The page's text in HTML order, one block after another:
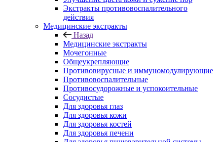
Экстракты противовоспалительного
действия
Медицинские экстракты
Назад
Медицинские экстракты
Мочегонные
Общеукрепляющие
Противовирусные и иммуномодулирующие
Противовоспалительные
Противосудорожные и успокоительные
Сосудистые
Для здоровья глаз
Для здоровья кожи
Для здоровья костей
Для здоровья печени